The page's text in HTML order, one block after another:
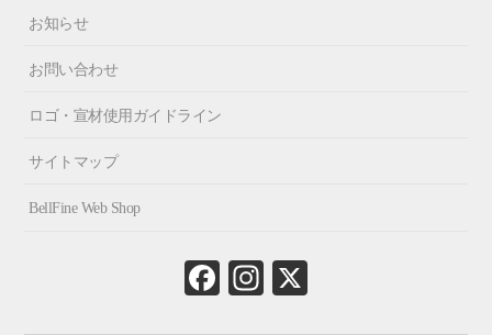
お知らせ
お問い合わせ
ロゴ・宣材使用ガイドライン
サイトマップ
BellFine Web Shop
Fa
ce
In
st